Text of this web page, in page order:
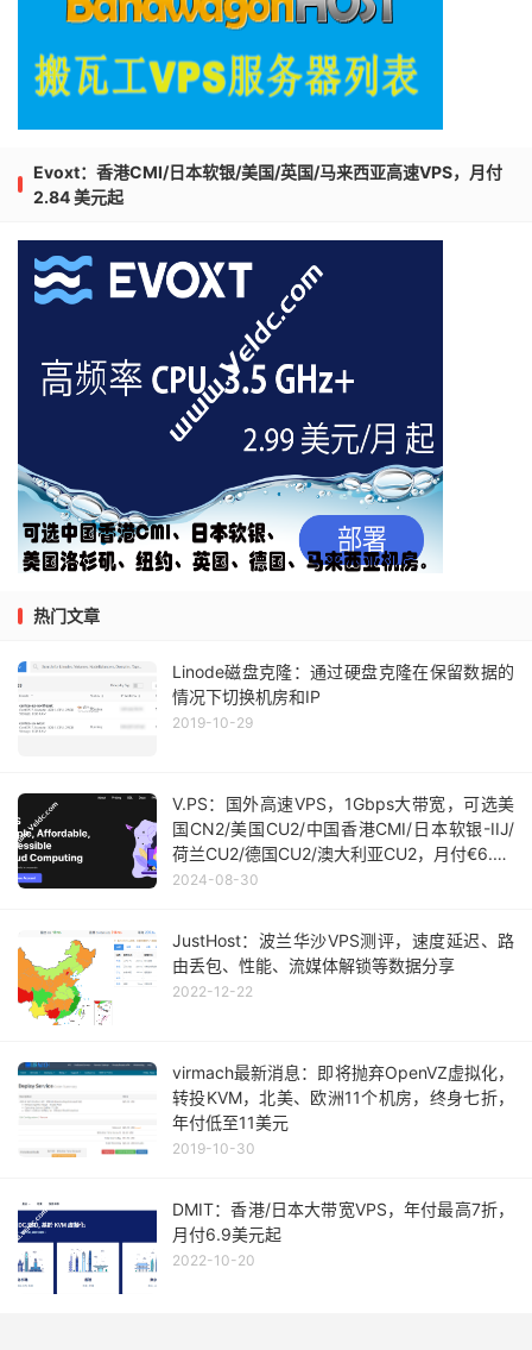
Evoxt：香港CMI/日本软银/美国/英国/马来西亚高速VPS，月付
2.84 美元起
热门文章
Linode磁盘克隆：通过硬盘克隆在保留数据的
情况下切换机房和IP
2019-10-29
V.PS：国外高速VPS，1Gbps大带宽，可选美
国CN2/美国CU2/中国香港CMI/日本软银-IIJ/
荷兰CU2/德国CU2/澳大利亚CU2，月付€6.95
起
2024-08-30
JustHost：波兰华沙VPS测评，速度延迟、路
由丢包、性能、流媒体解锁等数据分享
2022-12-22
virmach最新消息：即将抛弃OpenVZ虚拟化，
转投KVM，北美、欧洲11个机房，终身七折，
年付低至11美元
2019-10-30
DMIT：香港/日本大带宽VPS，年付最高7折，
月付6.9美元起
2022-10-20